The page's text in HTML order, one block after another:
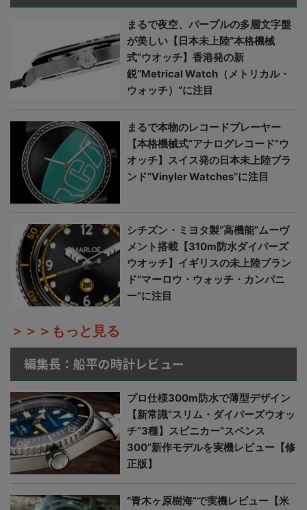
まるで夜空、パープルの多層文字盤
が美しい【日本未上陸“本格機械
式”ウオッチ】香港発の新
鋭“Metrical Watch（メトリカル・
ウォッチ）”に注目
まるで本物のレコードプレーヤー
【本格機械式“アナログレコード”ウ
オッチ】スイス発の日本未上陸ブラ
ンド“Vinyler Watches”に注目
シチズン・ミヨタ製“高機能”ムーヴ
メント搭載【310m防水ダイバーズ
ウオッチ】イギリスの未上陸ブラン
ド“マーロウ・ウォッチ・カンパニ
ー”に注目
＞＞＞もっと見る
編集長：船平の時計レビュー
プロ仕様300m防水で薄型デザイン
【新常識“スリム・ダイバーズウオッ
チ”3種】スピニカー“スペンス
300”新作モデルを実機レビュー【修
正版】
“青木ヶ原樹海”で実機レビュー【米